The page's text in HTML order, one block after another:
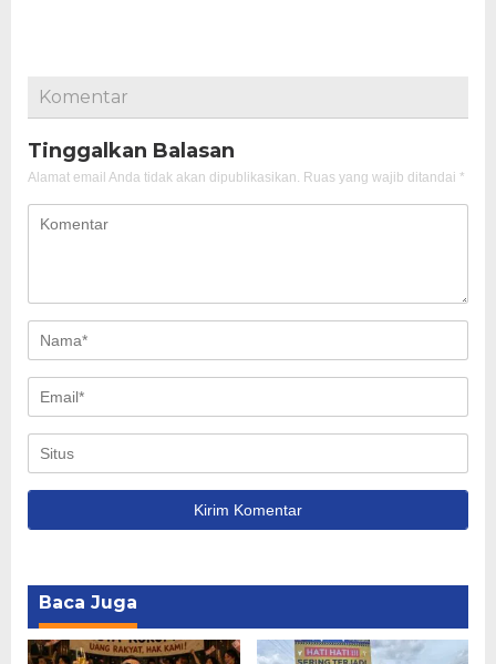
Komentar
Tinggalkan Balasan
Alamat email Anda tidak akan dipublikasikan. Ruas yang wajib ditandai *
Baca Juga